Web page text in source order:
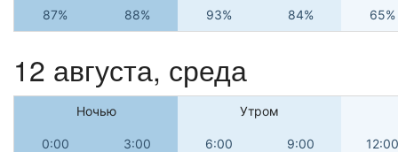
87% 88% 93% 84% 65%
12 августа, среда
Ночью Утром
0:00 3:00 6:00 9:00 12:00